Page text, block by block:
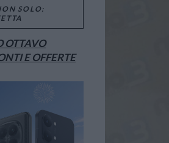
SOLO:
OTTAVO
E OFFERTE